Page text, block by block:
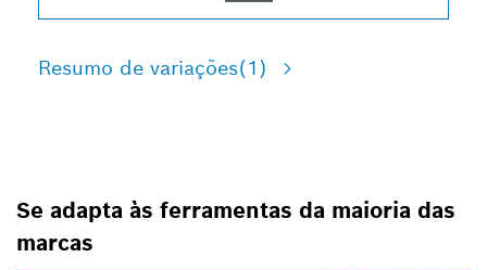
Resumo de variações(1)
Se adapta às ferramentas da maioria das
marcas